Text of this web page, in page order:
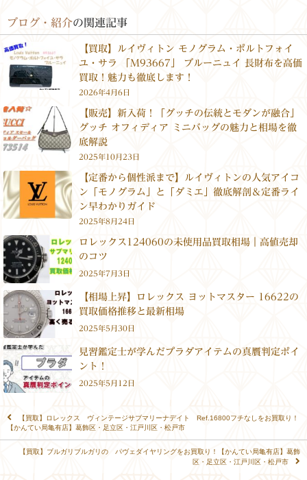
ブログ・紹介の関連記事
【買取】ルイヴィトン モノグラム・ポルトフォイ
ユ・サラ 「M93667」 ブルーニュイ 長財布を高価
買取！魅力も徹底します！
2026年4月6日
【販売】新入荷！「グッチの伝統とモダンが融合」
グッチ オフィディア ミニバッグの魅力と相場を徹
底解説
2025年10月23日
【定番から個性派まで】ルイヴィトンの人気アイコ
ン「モノグラム」と「ダミエ」徹底解剖＆定番ライ
ン早わかりガイド
2025年8月24日
ロレックス124060の未使用品買取相場｜高値売却
のコツ
2025年7月3日
【相場上昇】ロレックス ヨットマスター 16622の
買取価格推移と最新相場
2025年5月30日
見習鑑定士が学んだプラダアイテムの真贋判定ポイ
ント！
2025年5月12日
【買取】ロレックス ヴィンテージサブマリーナデイト Ref.16800フチなしをお買取り！
【かんてい局亀有店】葛飾区・足立区・江戸川区・松戸市
【買取】ブルガリブルガリの パヴェダイヤリングをお買取り！【かんてい局亀有店】葛飾
区・足立区・江戸川区・松戸市